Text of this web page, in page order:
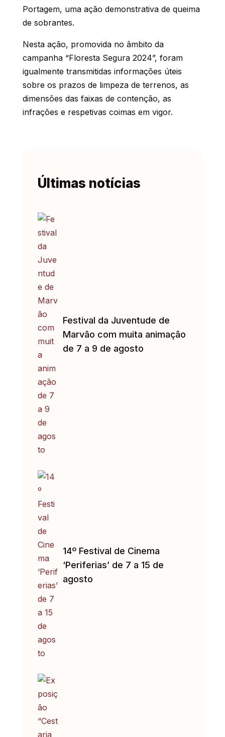
Portagem, uma ação demonstrativa de queima
de sobrantes.
Nesta ação, promovida no âmbito da
campanha “Floresta Segura 2024”, foram
igualmente transmitidas informações úteis
sobre os prazos de limpeza de terrenos, as
dimensões das faixas de contenção, as
infrações e respetivas coimas em vigor.
Últimas notícias
Festival da Juventude de
Marvão com muita animação
de 7 a 9 de agosto
14º Festival de Cinema
‘Periferias’ de 7 a 15 de
agosto